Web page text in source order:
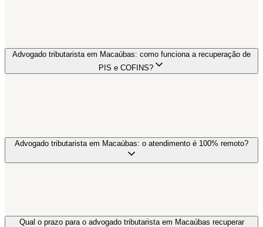
Advogado tributarista em Macaúbas: como funciona a recuperação de
PIS e COFINS?
Advogado tributarista em Macaúbas: o atendimento é 100% remoto?
Qual o prazo para o advogado tributarista em Macaúbas recuperar